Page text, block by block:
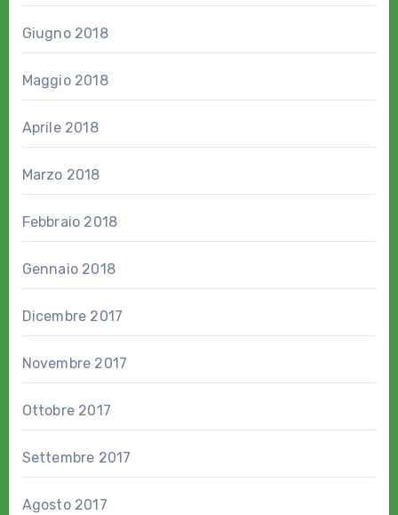
Giugno 2018
Maggio 2018
Aprile 2018
Marzo 2018
Febbraio 2018
Gennaio 2018
Dicembre 2017
Novembre 2017
Ottobre 2017
Settembre 2017
Agosto 2017